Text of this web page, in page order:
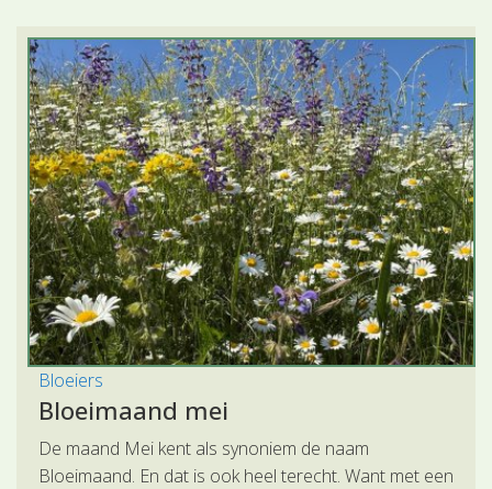
Bloeiers
Bloeimaand mei
De maand Mei kent als synoniem de naam
Bloeimaand. En dat is ook heel terecht. Want met een